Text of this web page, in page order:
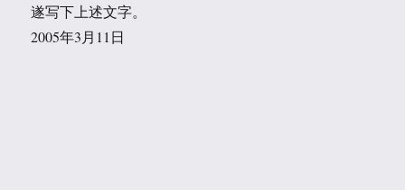
遂写下上述文字。
2005年3月11日